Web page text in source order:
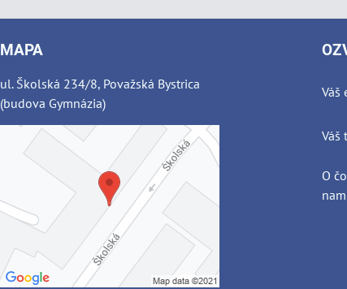
MAPA
ul. Školská 234/8, Považská Bystrica
(budova Gymnázia)
Váš
Váš
O